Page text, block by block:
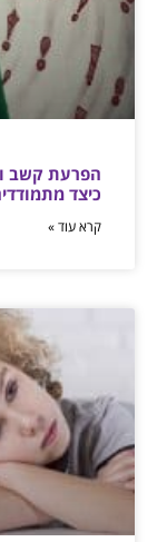
הפרעת קשב
כיצד
קרא עוד »